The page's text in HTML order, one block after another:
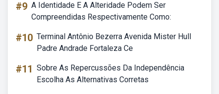
#9 A Identidade E A Alteridade Podem Ser
Compreendidas Respectivamente Como:
#10 Terminal Antônio Bezerra Avenida Mister Hull
Padre Andrade Fortaleza Ce
#11 Sobre As Repercussões Da Independência
Escolha As Alternativas Corretas